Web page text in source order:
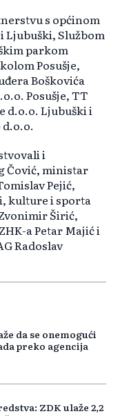
s općinom
Ljubuški, Službom
parkom
Posušje,
Boškovića
Posušje, TT
d.o.o. Ljubuški i
i
Čović, ministar
Pejić,
kulture i sporta
Širić,
a Petar Majić i
Radoslav
da se onemogući
preko agencija
ZDK ulaže 2,2